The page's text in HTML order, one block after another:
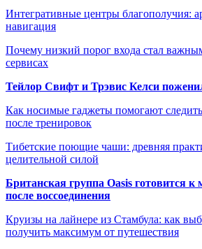
Интегративные центры благополучия:
навигация
Почему низкий порог входа стал
сервисах
Тейлор Свифт и Трэвис Келси
Как носимые гаджеты помогают
после тренировок
Тибетские поющие чаши: древняя
целительной силой
Британская группа Oasis готовится
после воссоединения
Круизы на лайнере из Стамбула: как
получить максимум от путешествия